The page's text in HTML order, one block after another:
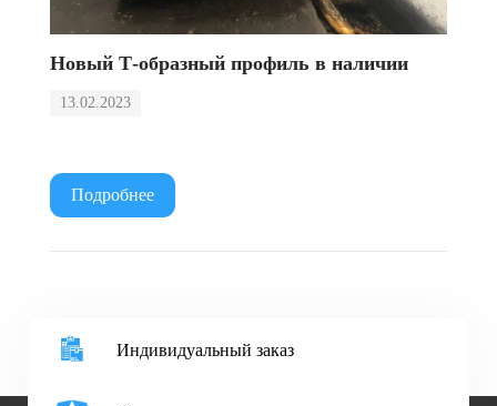
Новый Т-образный профиль в наличии
13.02.2023
Подробнее
Индивидуальный заказ